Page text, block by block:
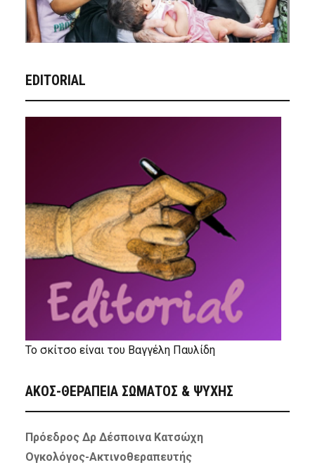
EDITORIAL
Το σκίτσο είναι του Βαγγέλη Παυλίδη
ΑΚΟΣ-ΘΕΡΑΠΕΙΑ ΣΩΜΑΤΟΣ & ΨΥΧΗΣ
Πρόεδρος Δρ Δέσποινα Κατσώχη
Ογκολόγος-Ακτινοθεραπευτής